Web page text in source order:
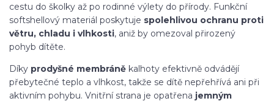
cestu do školky až po rodinné výlety do přírody. Funkční
softshellový materiál poskytuje spolehlivou ochranu proti
větru, chladu i vlhkosti, aniž by omezoval přirozený
pohyb dítěte.
Díky prodyšné membráně kalhoty efektivně odvádějí
přebytečné teplo a vlhkost, takže se dítě nepřehřívá ani při
aktivním pohybu. Vnitřní strana je opatřena jemným